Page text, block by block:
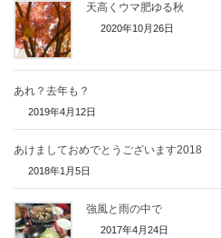
天高くウマ肥ゆる秋
2020年10月26日
あれ？去年も？
2019年4月12日
あけましておめでとうございます2018
2018年1月5日
強風と雨の中で
2017年4月24日